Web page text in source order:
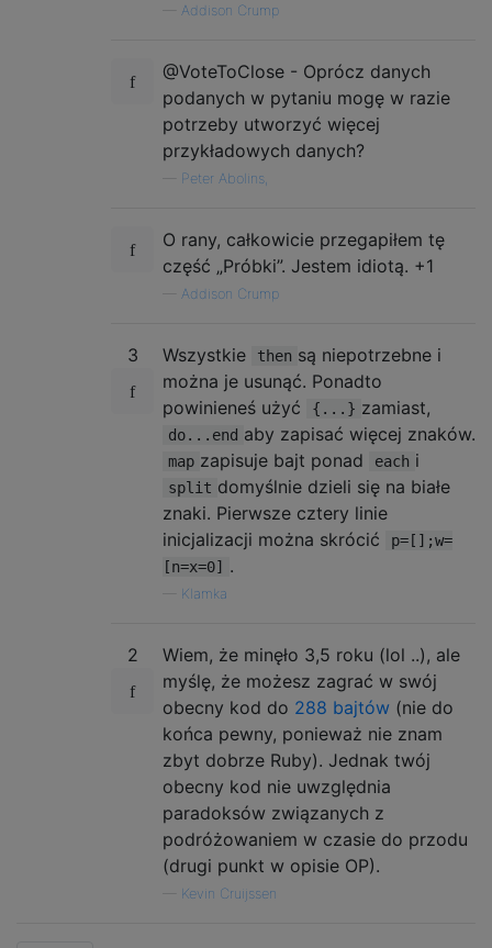
Addison Crump
@VoteToClose - Oprócz danych
podanych w pytaniu mogę w razie
potrzeby utworzyć więcej
przykładowych danych?
Peter Abolins,
O rany, całkowicie przegapiłem tę
część „Próbki”. Jestem idiotą. +1
Addison Crump
3 Wszystkie then są niepotrzebne i
można je usunąć. Ponadto
powinieneś użyć
{...} zamiast,
do...end aby zapisać więcej znaków.
map zapisuje bajt ponad each i
split domyślnie dzieli się na białe
znaki. Pierwsze cztery linie
inicjalizacji można skrócić
p=[];w=
[n=x=0]
.
Klamka
2
Wiem, że minęło 3,5 roku (lol ..), ale
myślę, że możesz zagrać w swój
obecny kod do 288 bajtów (nie do
końca pewny, ponieważ nie znam
zbyt dobrze Ruby). Jednak twój
obecny kod nie uwzględnia
paradoksów związanych z
podróżowaniem w czasie do przodu
(drugi punkt w opisie OP).
Kevin Cruijssen